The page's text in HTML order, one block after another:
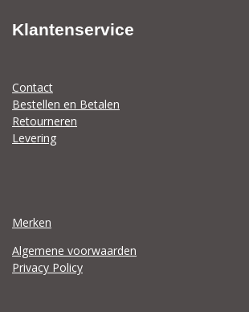
Klantenservice
Contact
Bestellen en Betalen
Retourneren
Levering
Merken
Algemene voorwaarden
Privacy Policy